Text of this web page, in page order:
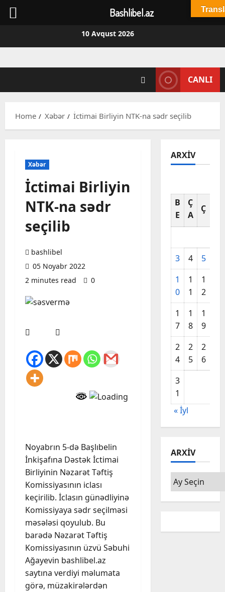
10 Avqust 2026
CANLI
Home Xəbər İctimai Birliyin NTK-na sədr seçilib
Xəbər
İctimai Birliyin
NTK-na sədr
seçilib
bashlibel
05 Noyabr 2022
2 minutes read
0
Noyabrın 5-də Başlıbelin
İnkişafına Dəstək İctimai
Birliyinin Nəzarət Təftiş
Komissiyasının iclası
keçirilib. İclasın günədliyinə
Komissiyaya sədr seçilməsi
məsələsi qoyulub. Bu
barədə Nəzarət Təftiş
Komissiyasının üzvü Səbuhi
Ağayevin bashlibel.az
saytına verdiyi məlumata
görə, müzakirələrdən
ARXIV
B
E
Ç
A
Ç
3 4 5
1
0
1
1
1
2
1
7
1
8
1
9
2
4
2
5
2
6
3
1
« İyl
ARXIV
Arxiv
Bashlibel.az